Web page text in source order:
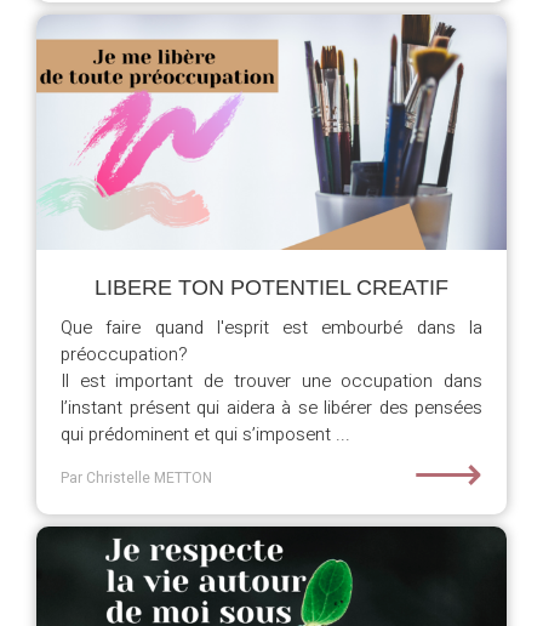
LIBERE TON POTENTIEL CREATIF
Que faire quand l'esprit est embourbé dans la
préoccupation?
Il est important de trouver une occupation dans
l’instant présent qui aidera à se libérer des pensées
qui prédominent et qui s’imposent ...
Par Christelle METTON ⟶